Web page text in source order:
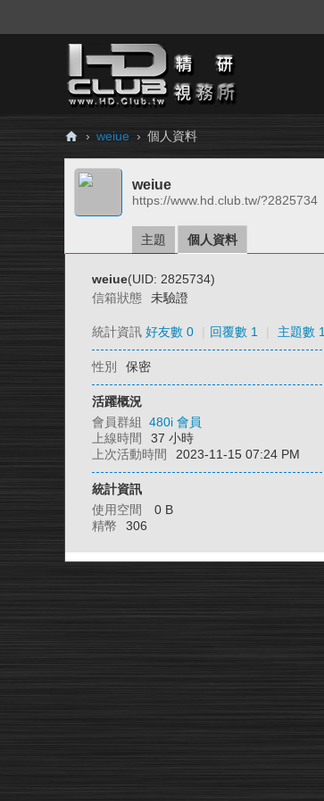
H
Cl
› weiue › 個人資料
weiue
https://www.hd.club.tw/?2825734
主題 個人資料
weiue(UID: 2825734)
信箱狀態
未驗證
統計資訊 好友數 0 回覆數 1 主題數 1
性別 保密
活躍概況
會員群組 480i 會員
上線時間
37 小時
上次活動時間
2023-11-15 07:24 PM
統計資訊
使用空間
0 B
精幣
306